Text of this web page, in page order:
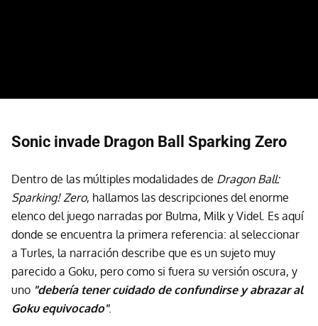
Sonic invade Dragon Ball Sparking Zero
Dentro de las múltiples modalidades de Dragon Ball:
Sparking! Zero, hallamos las descripciones del enorme
elenco del juego narradas por Bulma, Milk y Videl. Es aquí
donde se encuentra la primera referencia: al seleccionar
a Turles, la narración describe que es un sujeto muy
parecido a Goku, pero como si fuera su versión oscura, y
uno "debería tener cuidado de confundirse y abrazar al
Goku equivocado".